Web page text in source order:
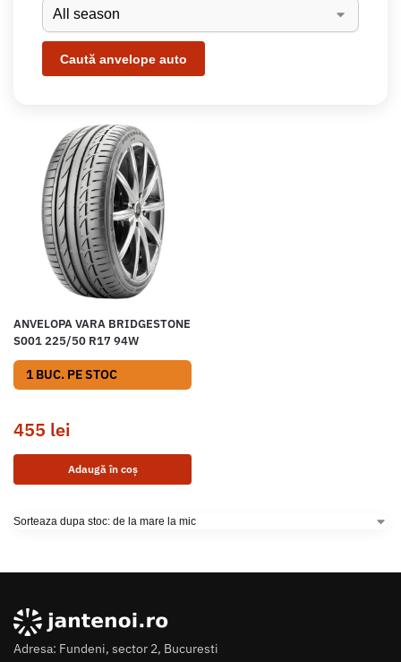
ANVELOPA VARA BRIDGESTONE
S001 225/50 R17 94W
1 BUC. PE STOC
455 lei
Adaugă în coș
Adresa: Fundeni, sector 2, Bucuresti